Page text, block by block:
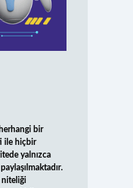
bir
ile hiçbir
yalnızca
niteliği